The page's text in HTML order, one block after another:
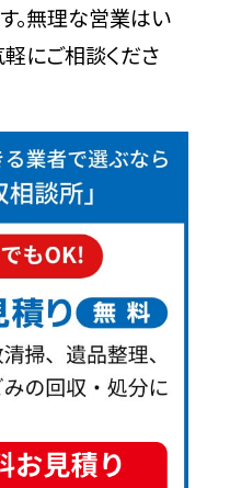
。無理な営業はい
にご相談くださ